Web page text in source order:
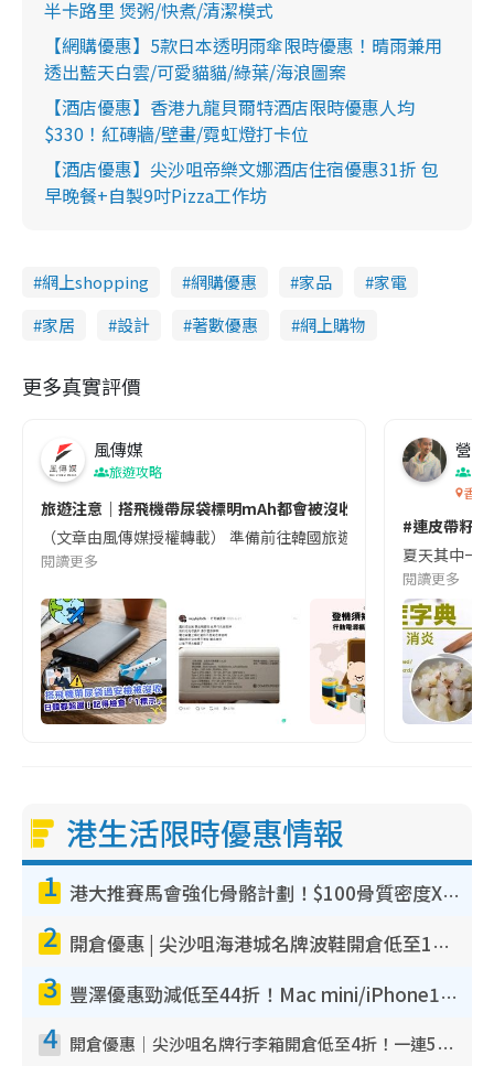
半卡路里 煲粥/快煮/清潔模式
【網購優惠】5款日本透明雨傘限時優惠！晴雨兼用
透出藍天白雲/可愛貓貓/綠葉/海浪圖案
【酒店優惠】香港九龍貝爾特酒店限時優惠人均
$330！紅磚牆/壁畫/霓虹燈打卡位
【酒店優惠】尖沙咀帝樂文娜酒店住宿優惠31折 包
早晚餐+自製9吋Pizza工作坊
網上shopping 網購優惠 家品
家電
家居
設計 著數優惠 網上購物
更多真實評價
風傳媒
旅遊攻略
旅遊注意｜搭飛機帶尿袋標明mAh都會被沒收😱出發前切記檢查
（文章由風傳媒授權轉載） 準備前往韓國旅遊的民眾，近期要
閱讀更多
營養
香港
#連皮帶籽
夏天其中一
閱讀更多
港生活限時優惠情報
1 港大推賽馬會強化骨骼計劃！$100骨質密度X光檢查 完成免費運動訓練送超市禮券！附參加資格
2 開倉優惠 | 尖沙咀海港城名牌波鞋開倉低至1折！On鞋$899起／Joy&Peace鞋履$98起
3 豐澤優惠勁減低至44折！Mac mini/iPhone17Pro大減價！廚房家電$220起
4 開倉優惠｜尖沙咀名牌行李箱開倉低至4折！一連5日 American Tourister/ace./Hallmark $200起！